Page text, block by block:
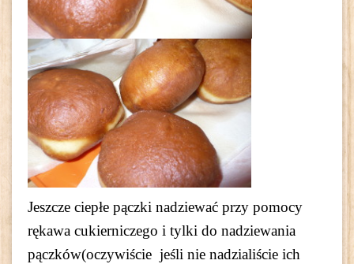
Jeszcze ciepłe pączki nadziewać przy pomocy
rękawa cukierniczego i tylki do nadziewania
pączków(oczywiście jeśli nie nadzialiście ich